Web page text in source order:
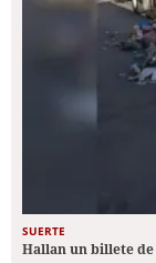
SUERTE
Hallan un billete